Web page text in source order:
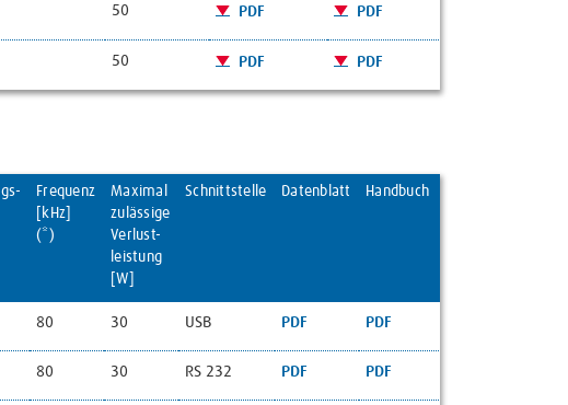
50 PDF PDF
50 PDF PDF
Frequenz
[kHz]
(*)
Maximal
zulässige
Verlust-
leistung
[W]
Schnittstelle Datenblatt Handbuch
80 30 USB PDF PDF
80 30 RS 232 PDF PDF